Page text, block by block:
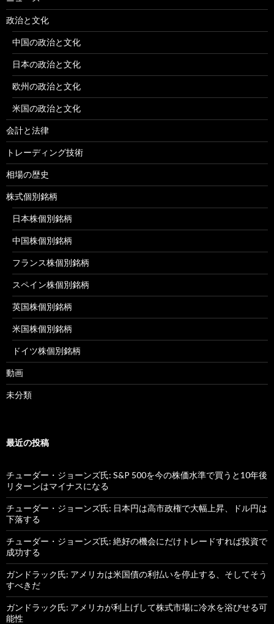
政治と文化
中国の政治と文化
日本の政治と文化
欧州の政治と文化
米国の政治と文化
会計と法律
トレーディング技術
相場の歴史
株式個別銘柄
日本株個別銘柄
中国株個別銘柄
フランス株個別銘柄
スペイン株個別銘柄
英国株個別銘柄
米国株個別銘柄
ドイツ株個別銘柄
動画
未分類
最近の投稿
チューダー・ジョーンズ氏: S&P 500を今の株価水準で買うと10年後
リターンはマイナスになる
チューダー・ジョーンズ氏: 日本円は高市政権で大幅上昇、ドル円は
下落する
チューダー・ジョーンズ氏: 絶好の機会にだけトレードすれば投資で
成功する
ガンドラック氏: アメリカは米国債の利払いを停止する、そしてそう
すべきだ
ガンドラック氏: アメリカが利上げして株式市場に冷水を浴びせる可
能性